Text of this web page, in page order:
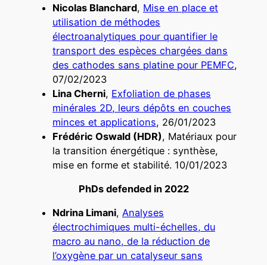
Nicolas Blanchard, Mise en place et
utilisation de méthodes
électroanalytiques pour quantifier le
transport des espèces chargées dans
des cathodes sans platine pour PEMFC,
07/02/2023
Lina Cherni, Exfoliation de phases
minérales 2D, leurs dépôts en couches
minces et applications, 26/01/2023
Frédéric Oswald (HDR), Matériaux pour
la transition énergétique : synthèse,
mise en forme et stabilité. 10/01/2023
PhDs defended in 2022
Ndrina Limani, Analyses
électrochimiques multi-échelles, du
macro au nano, de la réduction de
l’oxygène par un catalyseur sans